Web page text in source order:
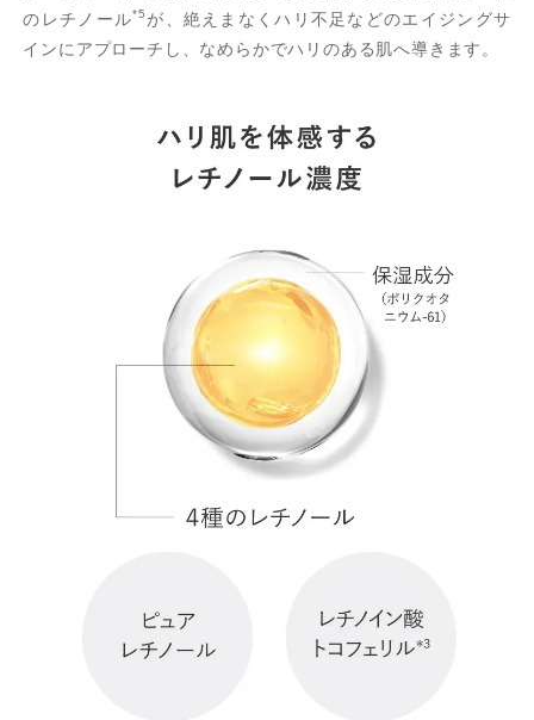
のレチノール*5 が、絶えまなくハリ不足などのエイジングサ
インにアプローチし、なめらかでハリのある肌へ導きます。